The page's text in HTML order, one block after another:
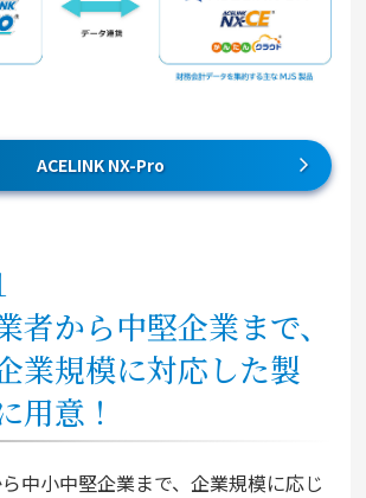
ACELINK NX-Pro
者から中堅企業まで、
業規模に対応した製
用意！
中小中堅企業まで、企業規模に応じ